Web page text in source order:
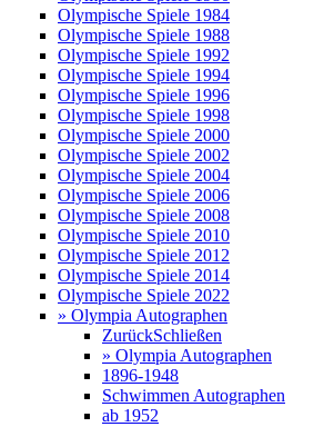
Olympische Spiele 1984
Olympische Spiele 1988
Olympische Spiele 1992
Olympische Spiele 1994
Olympische Spiele 1996
Olympische Spiele 1998
Olympische Spiele 2000
Olympische Spiele 2002
Olympische Spiele 2004
Olympische Spiele 2006
Olympische Spiele 2008
Olympische Spiele 2010
Olympische Spiele 2012
Olympische Spiele 2014
Olympische Spiele 2022
» Olympia Autographen
ZurückSchließen
» Olympia Autographen
1896-1948
Schwimmen Autographen
ab 1952